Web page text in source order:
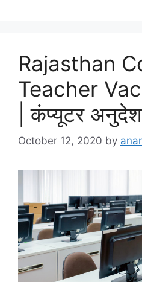
Rajasthan
Teacher
| कंप्यूटर
October 12, 2020 by